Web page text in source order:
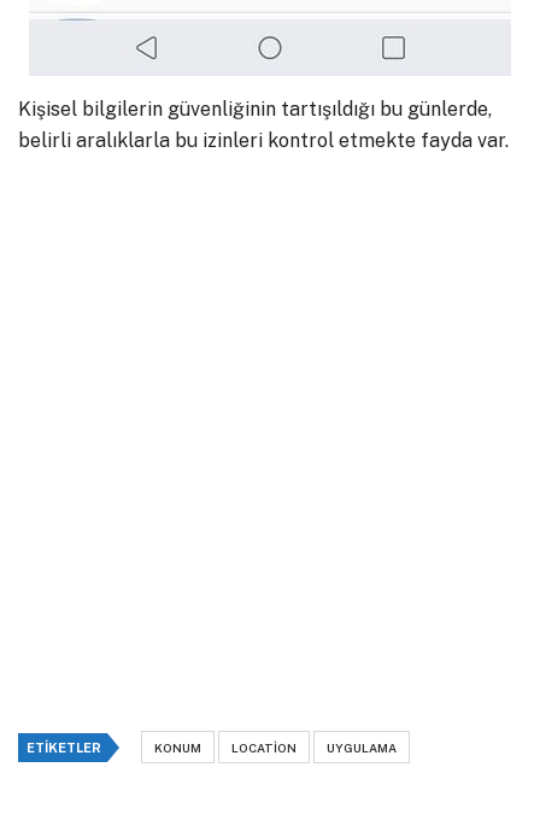
Kişisel bilgilerin güvenliğinin tartışıldığı bu günlerde,
belirli aralıklarla bu izinleri kontrol etmekte fayda var.
ETIKETLER KONUM LOCATION UYGULAMA